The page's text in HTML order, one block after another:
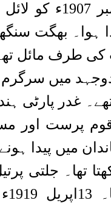
بھگت سنگھ
ہوا۔ بھگت
کی طرف مائل
میں
غدر پارٹی
پرست اور
میں پیدا
تھا۔ جلتی